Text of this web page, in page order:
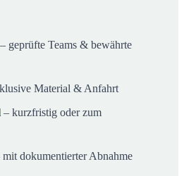
– geprüfte Teams & bewährte
Material & Anfahrt
– kurzfristig oder zum
mit dokumentierter Abnahme